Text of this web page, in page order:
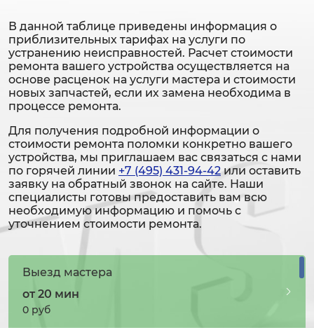
В данной таблице приведены информация о
приблизительных тарифах на услуги по
устранению неисправностей. Расчет стоимости
ремонта вашего устройства осуществляется на
основе расценок на услуги мастера и стоимости
новых запчастей, если их замена необходима в
процессе ремонта.
Для получения подробной информации о
стоимости ремонта поломки конкретно вашего
устройства, мы приглашаем вас связаться с нами
по горячей линии +7 (495) 431-94-42 или оставить
заявку на обратный звонок на сайте. Наши
специалисты готовы предоставить вам всю
необходимую информацию и помочь с
уточнением стоимости ремонта.
Выезд мастера
от 20 мин
0 руб